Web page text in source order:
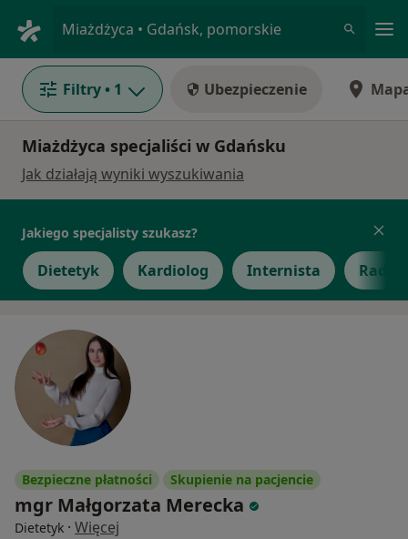
Miażdżyca • Gdańsk, pomorskie
Filtry • 1 Ubezpieczenie
Miażdżyca specjaliści w Gdańsku
Jak działają wyniki wyszukiwania
Jakiego specjalisty szukasz?
Dietetyk Kardiolog Internista
Bezpieczne płatności Skupienie na pacjencie
mgr Małgorzata Merecka
Dietetyk · Więcej